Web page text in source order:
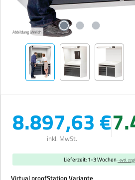
Abbildung ähnlich
8.897,63 €
inkl. MwSt.
Lieferzeit: 1-3 Wochen· evtl.
Virtual proofStation Variante